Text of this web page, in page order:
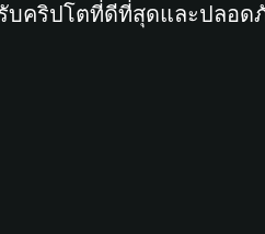
บคริปโตที่ดีที่สุดและปลอด